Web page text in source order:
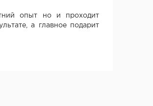
опыт но и проходит
а главное подарит